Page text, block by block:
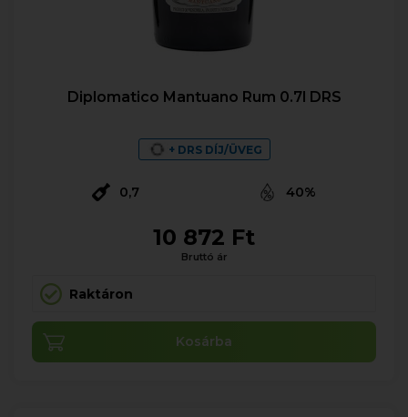
Diplomatico Mantuano Rum 0.7l DRS
+ DRS DÍJ/ÜVEG
0,7 40%
10 872 Ft
Bruttó ár
Raktáron
Kosárba